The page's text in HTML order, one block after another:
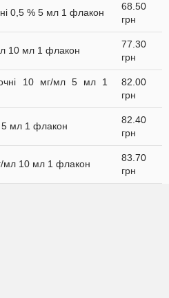
0,5 % 5 мл 1 флакон
68.50
грн
10 мл 1 флакон
77.30
грн
очні 10 мг/мл 5 мл 1
82.00
грн
5 мл 1 флакон
82.40
грн
мл 10 мл 1 флакон
83.70
грн